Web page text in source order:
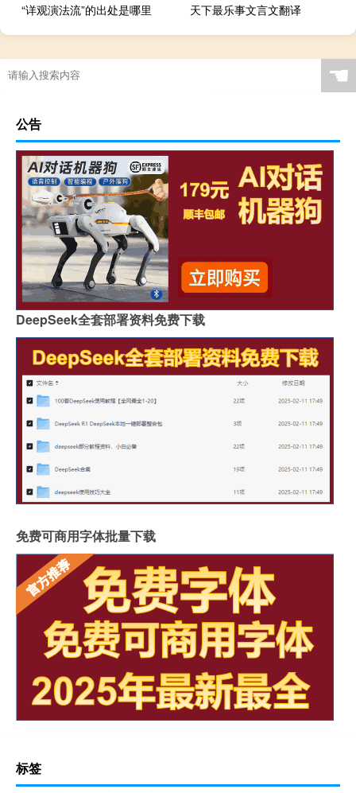
“详观演法流”的出处是哪里
天下最乐事文言文翻译
☚
公告
DeepSeek全套部署资料免费下载
免费可商用字体批量下载
标签